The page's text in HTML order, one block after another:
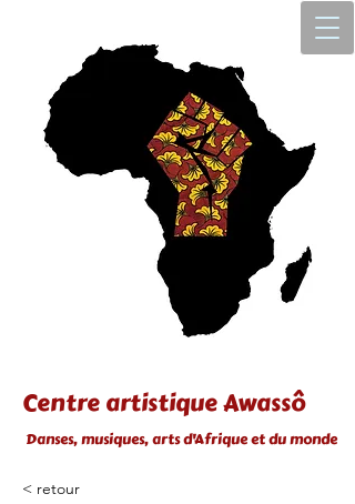
Centre artistique Awassô
Danses, musiques, arts d'Afrique et du monde
< retour